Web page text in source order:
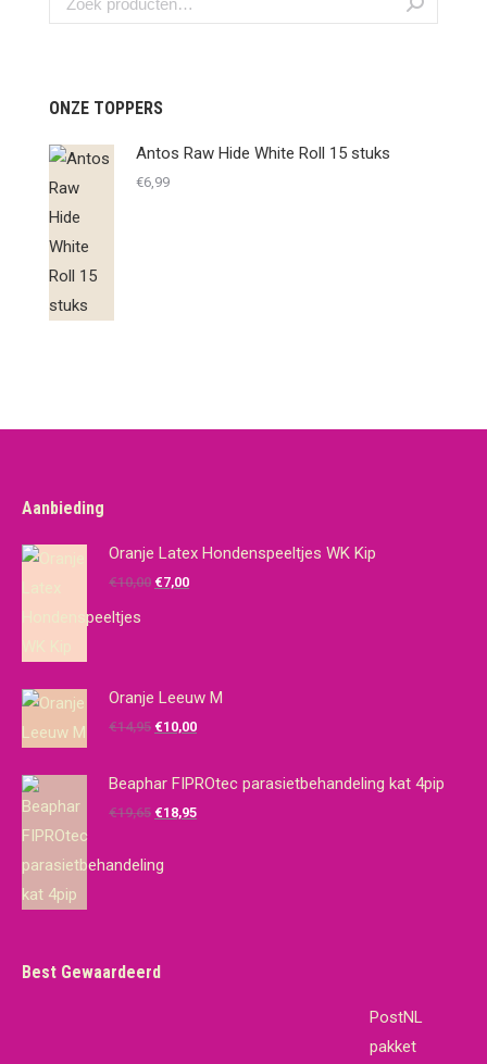
ONZE TOPPERS
Antos Raw Hide White Roll 15 stuks
€6,99
Aanbieding
Oranje Latex Hondenspeeltjes WK Kip
€10,00 Oorspronkelijke
€7,00Huidige
Oranje Leeuw M
€14,95 Oorspronkelijke
was:
€14,95.
€10,00Huidige
is:
€10,00.
Beaphar FIPROtec parasietbehandeling kat 4pip
€19,65 Oorspronkelijke
was:
€18,95Huidige
Best Gewaardeerd
PostNL
pakket